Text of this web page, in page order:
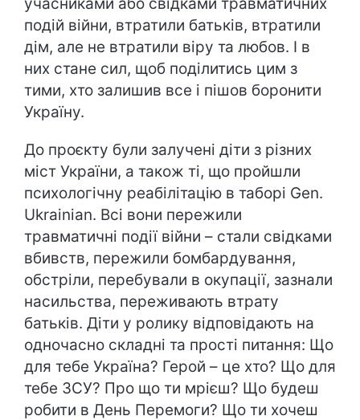
подій війни, втратили батьків, втратили
дім, але не втратили віру та любов. І в
них стане сил, щоб поділитись цим з
тими, хто залишив все і пішов боронити
Україну.
До проєкту були залучені діти з різних
міст України, а також ті, що пройшли
психологічну реабілітацію в таборі Gen.
Ukrainian. Всі вони пережили
травматичні події війни – стали свідками
вбивств, пережили бомбардування,
обстріли, перебували в окупації, зазнали
насильства, переживають втрату
батьків. Діти у ролику відповідають на
одночасно складні та прості питання: Що
для тебе Україна? Герой – це хто? Що для
тебе ЗСУ? Про що ти мрієш? Що будеш
робити в День Перемоги? Що ти хочеш